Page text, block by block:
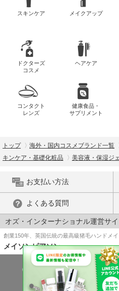
スキンケア メイクアップ
ドクターズ
コスメ
ヘアケア
コンタクト
レンズ
健康食品・
サプリメント
トップ 海外・国内コスメブランド一覧
キンケア・基礎化粧品
美容液・保湿ジ
お支払い方法
よくある質問
オズ・インターナショナル運営サイ
創業150年、英国伝統の最高級猪毛ハンドメ
メイソンピアソン
特商法に基づく表示 プライバシー
ご利用規約